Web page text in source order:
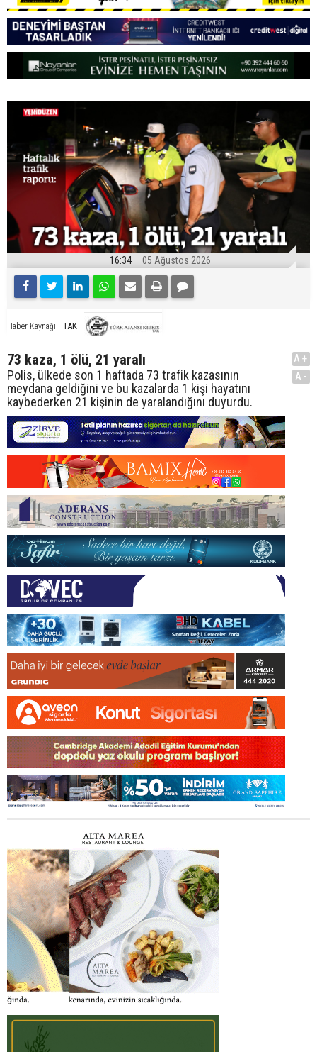
16:34 05 Ağustos 2026
Haber Kaynağı TAK
73 kaza, 1 ölü, 21 yaralı
Polis, ülkede son 1 haftada 73 trafik kazasının
meydana geldiğini ve bu kazalarda 1 kişi hayatını
kaybederken 21 kişinin de yaralandığını duyurdu.
A+
A-